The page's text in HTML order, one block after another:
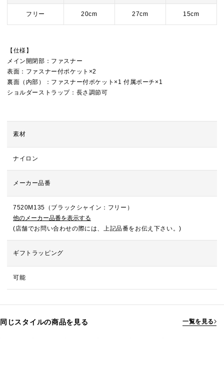
フリー 20cm 27cm 15cm
【仕様】
メイン開閉部：ファスナー
表面：ファスナー付ポケット×2
裏面（内部）：ファスナー付ポケット×1 付属ポーチ×1
ショルダーストラップ：長さ調節可
素材
ナイロン
メーカー品番
7520M135（ブラックシャイン：フリー）
他のメーカー品番を表示する
(店舗でお問い合わせの際には、上記品番をお伝え下さい。)
ギフトラッピング
可能
同じスタイルの商品を見る 一覧を見る